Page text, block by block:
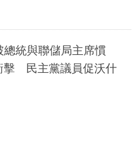
總統與聯儲局主席慣
民主黨議員促沃什